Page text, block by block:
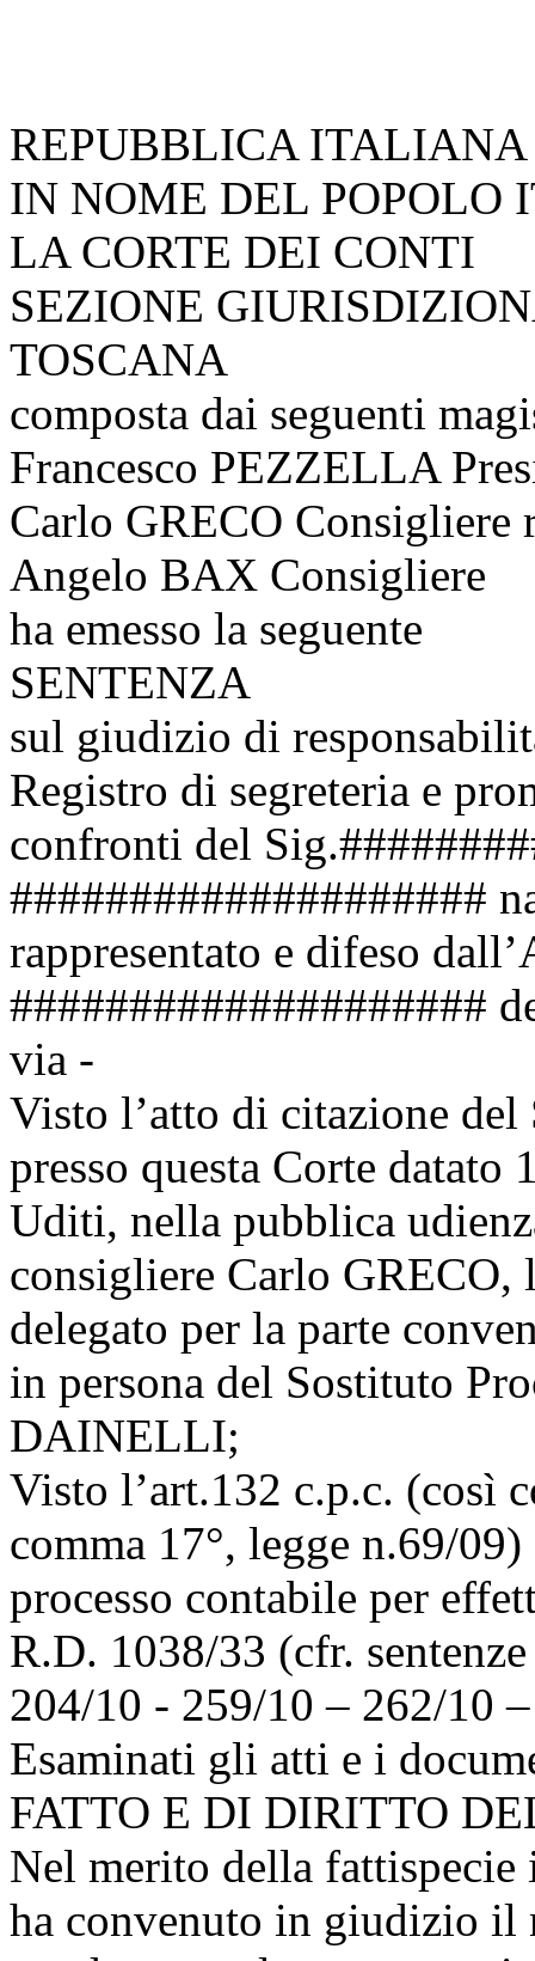
REPUBBLICA ITALIANA
IN NOME DEL POPOLO
LA CORTE DEI CONTI
SEZIONE
TOSCANA
composta dai seguenti
Francesco PEZZELLA
Carlo GRECO Consigliere
Angelo BAX Consigliere
ha emesso la seguente
SENTENZA
sul giudizio di
Registro di segreteria e
confronti del
####################
rappresentato e difeso
####################
via -
Visto l’atto di citazione del
presso questa Corte datato
Uditi, nella pubblica
consigliere Carlo
delegato per la parte
in persona del Sostituto
DAINELLI;
Visto l’art.132 c.p.c. (così
comma 17°, legge n.69/
processo contabile per
R.D. 1038/33 (cfr.
204/10 - 259/10 – 262/10
Esaminati gli atti e i
FATTO E DI DIRITTO
Nel merito della
ha convenuto in giudizio il